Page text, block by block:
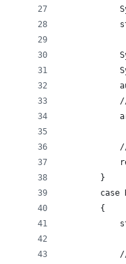
        }
case
        {